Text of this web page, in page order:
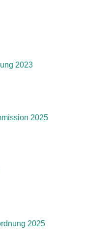
2023
2025
2025